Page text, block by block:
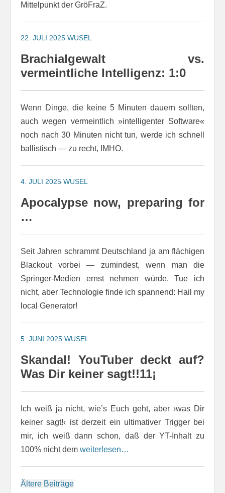
Mittelpunkt der GröFraZ.
22. JULI 2025 WUSEL
Brachialgewalt vs.
vermeintliche Intelligenz: 1:0
Wenn Dinge, die keine 5 Minuten dauern sollten,
auch wegen vermeintlich »intelligenter Software«
noch nach 30 Minuten nicht tun, werde ich schnell
ballistisch — zu recht, IMHO.
4. JULI 2025 WUSEL
Apocalypse now, preparing for
…
Seit Jahren schrammt Deutschland ja am flächigen
Blackout vorbei — zumindest, wenn man die
Springer-Medien ernst nehmen würde. Tue ich
nicht, aber Technologie finde ich spannend: Hail my
local Generator!
5. JUNI 2025 WUSEL
Skandal! YouTuber deckt auf?
Was Dir keiner sagt!!11¡
Ich weiß ja nicht, wie’s Euch geht, aber ›was Dir
keiner sagt!‹ ist derzeit ein ultimativer Trigger bei
mir, ich weiß dann schon, daß der YT-Inhalt zu
100% nicht dem weiterlesen…
Beitragsnavigation
Ältere Beiträge